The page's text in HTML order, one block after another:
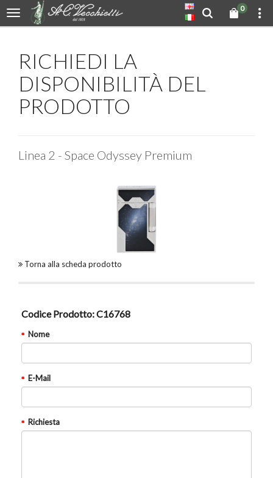
0
RICHIEDI LA
DISPONIBILITÀ DEL
PRODOTTO
Linea 2 - Space Odyssey Premium
Torna alla scheda prodotto
Codice Prodotto:C16768
Nome
E-Mail
Richiesta